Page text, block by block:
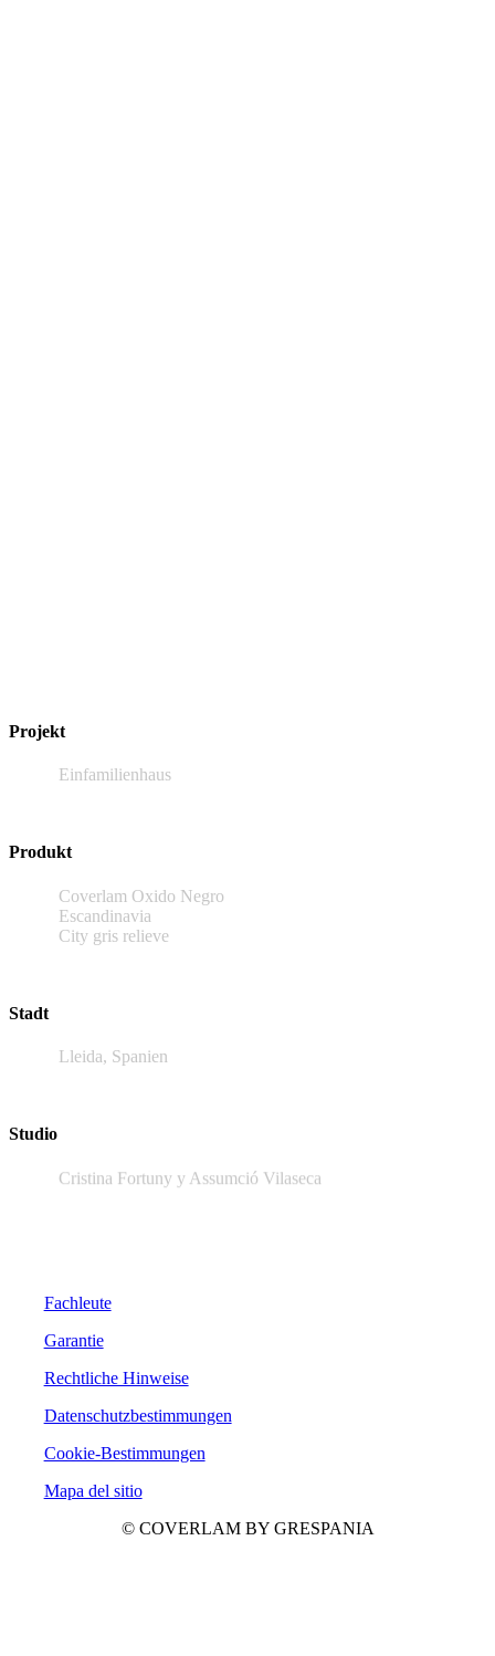
Projekt
Einfamilienhaus
Produkt
Coverlam Oxido Negro
Escandinavia
City gris relieve
Stadt
Lleida, Spanien
Studio
Cristina Fortuny y Assumció Vilaseca
Fachleute
Garantie
Rechtliche Hinweise
Datenschutzbestimmungen
Cookie-Bestimmungen
Mapa del sitio
© COVERLAM BY GRESPANIA